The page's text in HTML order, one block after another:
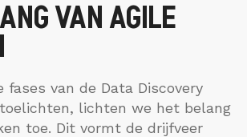
VAN AGILE
fases van de Data Discovery
lichten we het belang
toe. Dit vormt de drijfveer